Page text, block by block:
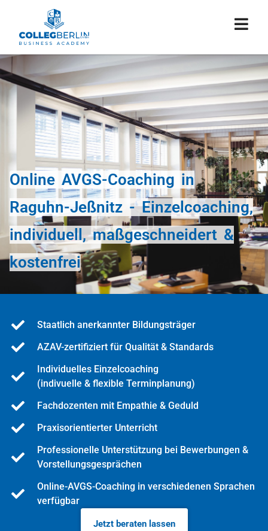
Online AVGS-Coaching in
Raguhn-Jeßnitz - Einzelcoaching,
individuell, maßgeschneidert &
kostenfrei
Staatlich anerkannter Bildungsträger
AZAV-zertifiziert für Qualität & Standards
Individuelles Einzelcoaching
(indivuelle & flexible Terminplanung)
Fachdozenten mit Empathie & Geduld
Praxisorientierter Unterricht
Professionelle Unterstützung bei Bewerbungen &
Vorstellungsgesprächen
Online-AVGS-Coaching in verschiedenen Sprachen
verfügbar
Jetzt beraten lassen